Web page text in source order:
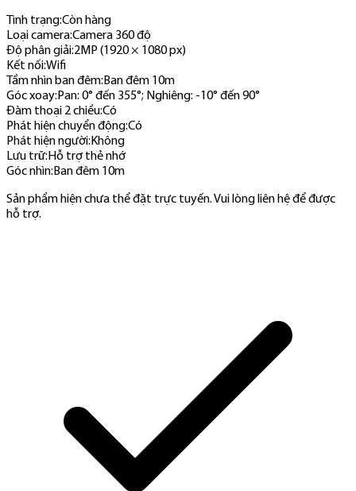
Tình trạng:Còn hàng
Loại camera:Camera 360 độ
Độ phân giải:2MP (1920 × 1080 px)
Kết nối:Wifi
Tầm nhìn ban đêm: Ban đêm 10m
Góc xoay: Pan: 0° đến 355°; Nghiêng: -10° đến 90°
Đàm thoại 2 chiều:Có
Phát hiện chuyển động:Có
Phát hiện người: Không
Lưu trữ: Hỗ trợ thẻ nhớ
Góc nhìn: Ban đêm 10m
Sản phẩm hiện chưa thể đặt trực tuyến. Vui lòng liên hệ để được
hỗ trợ.